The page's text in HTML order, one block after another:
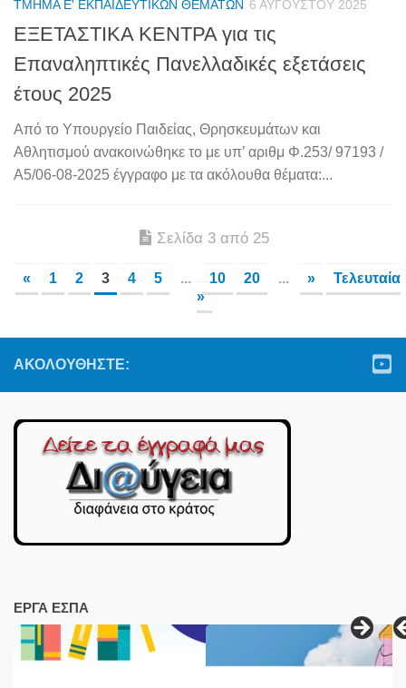
ΤΜΉΜΑ Ε' ΕΚΠΑΙΔΕΥΤΙΚΏΝ ΘΕΜΆΤΩΝ 6 ΑΥΓΟΎΣΤΟΥ 2025
ΕΞΕΤΑΣΤΙΚΑ ΚΕΝΤΡΑ για τις
Επαναληπτικές Πανελλαδικές εξετάσεις
έτους 2025
Από το Υπουργείο Παιδείας, Θρησκευμάτων και
Αθλητισμού ανακοινώθηκε το με υπ’ αριθμ Φ.253/ 97193 /
Α5/06-08-2025 έγγραφο με τα ακόλουθα θέματα:...
Σελίδα 3 από 25
« 1 2 3 4 5 ... 10 20 ... »
Τελευταία
»
ΑΚΟΛΟΥΘΉΣΤΕ:
ΕΡΓΑ ΕΣΠΑ